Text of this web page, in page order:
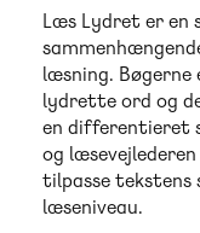
Læs Lydret er en
læsning.
lydrette ord og
en differentieret
og
tilpasse tekstens
læseniveau.